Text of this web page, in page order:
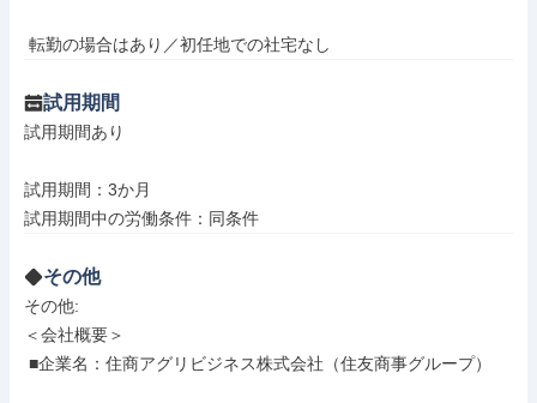
転勤の場合はあり／初任地での社宅なし
試用期間
試用期間あり
試用期間：3か月
試用期間中の労働条件：同条件
その他
その他:
＜会社概要＞